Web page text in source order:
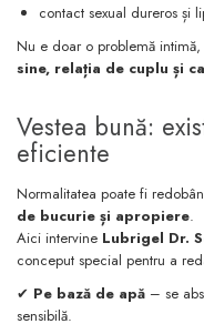
contact sexual dureros și
Nu e doar o problemă
sine, relația de cuplu și
Vestea bună:
eficiente
Normalitatea poate fi
de bucurie și apropiere.
Aici intervine Lubrigel Dr.
conceput special pentru a
✔ Pe bază de apă – se
sensibilă.